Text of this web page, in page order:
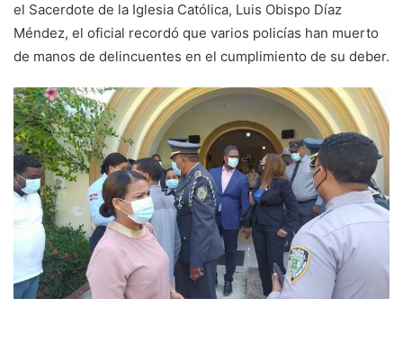
el Sacerdote de la Iglesia Católica, Luis Obispo Díaz
Méndez, el oficial recordó que varios policías han muerto
de manos de delincuentes en el cumplimiento de su deber.